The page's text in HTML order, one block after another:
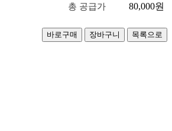
총 공급가 80,000원